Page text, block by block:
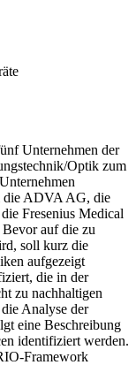
Unternehmen der
Optik zum
die ADVA AG, die
Fresenius Medical
auf die zu
soll kurz die
aufgezeigt
die in der
zu nachhaltigen
Analyse der
eine Beschreibung
identifiziert werden.
Framework